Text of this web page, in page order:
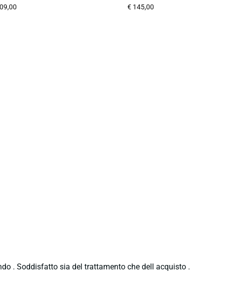
€ 145,00
. Soddisfatto sia del trattamento che dell acquisto .